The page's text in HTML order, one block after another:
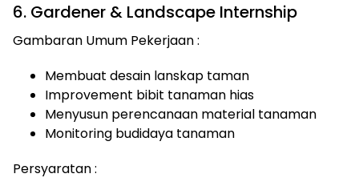
6. Gardener & Landscape Internship
Gambaran Umum Pekerjaan :
Membuat desain lanskap taman
Improvement bibit tanaman hias
Menyusun perencanaan material tanaman
Monitoring budidaya tanaman
Persyaratan :